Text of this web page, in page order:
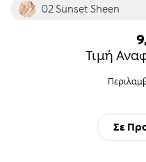
Skip
to
02 Sunset Sheen
Τιμή
Σε